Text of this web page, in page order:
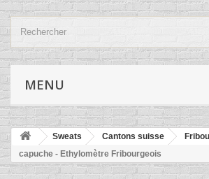
MENU
Sweats Cantons suisse
capuche - Ethylomètre Fribourgeois